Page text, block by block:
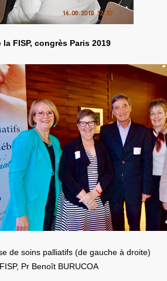
FISP, congrès Paris 2019
de soins palliatifs (de gauche à droite)
Pr Benoît BURUCOA